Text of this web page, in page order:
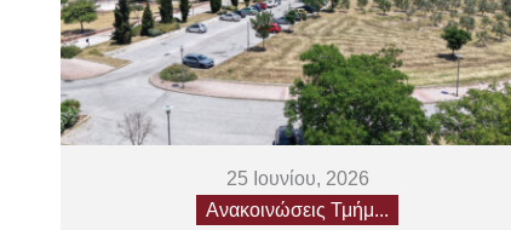
25 Ιουνίου, 2026
Ανακοινώσεις Τμήμ...